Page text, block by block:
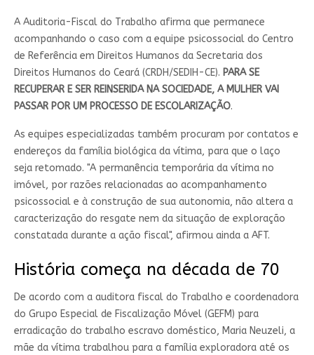
A Auditoria-Fiscal do Trabalho afirma que permanece
acompanhando o caso com a equipe psicossocial do Centro
de Referência em Direitos Humanos da Secretaria dos
Direitos Humanos do Ceará (CRDH/SEDIH-CE). PARA SE
RECUPERAR E SER REINSERIDA NA SOCIEDADE, A MULHER VAI
PASSAR POR UM PROCESSO DE ESCOLARIZAÇÃO.
As equipes especializadas também procuram por contatos e
endereços da família biológica da vítima, para que o laço
seja retomado. "A permanência temporária da vítima no
imóvel, por razões relacionadas ao acompanhamento
psicossocial e à construção de sua autonomia, não altera a
caracterização do resgate nem da situação de exploração
constatada durante a ação fiscal", afirmou ainda a AFT.
História começa na década de 70
De acordo com a auditora fiscal do Trabalho e coordenadora
do Grupo Especial de Fiscalização Móvel (GEFM) para
erradicação do trabalho escravo doméstico, Maria Neuzeli, a
mãe da vítima trabalhou para a família exploradora até os